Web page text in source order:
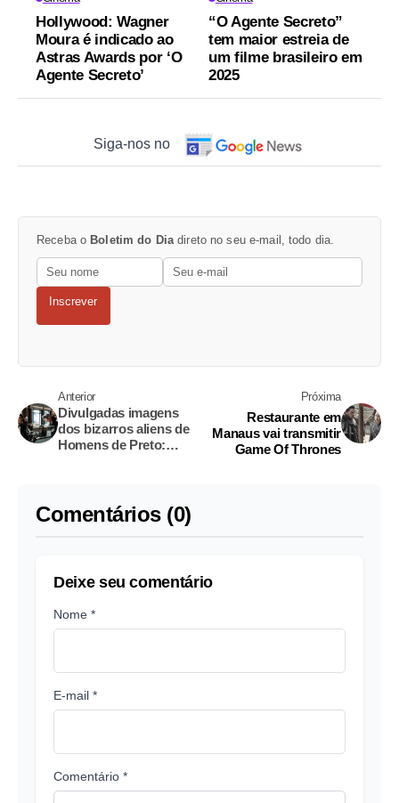
Hollywood: Wagner
Moura é indicado ao
Astras Awards por ‘O
Agente Secreto’
“O Agente Secreto”
tem maior estreia de
um filme brasileiro em
2025
Siga-nos no
Receba o Boletim do Dia direto no seu e-mail, todo dia.
Inscrever
Anterior
Divulgadas imagens
dos bizarros aliens de
Homens de Preto:
Próxima
Restaurante em
Manaus vai transmitir
Game Of Thrones
Comentários (0)
Deixe seu comentário
Nome *
E-mail *
Comentário *